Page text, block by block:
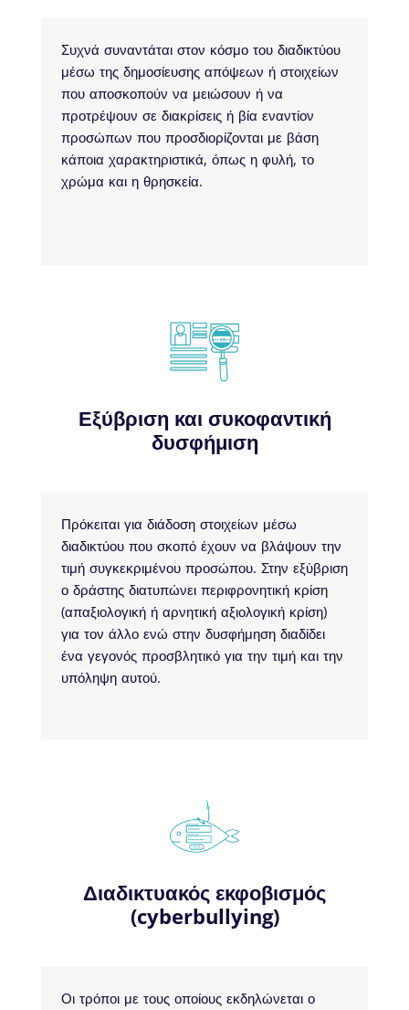
Συχνά συναντάται στον κόσμο του διαδικτύου
μέσω της δημοσίευσης απόψεων ή στοιχείων
που αποσκοπούν να μειώσουν ή να
προτρέψουν σε διακρίσεις ή βία εναντίον
προσώπων που προσδιορίζονται με βάση
κάποια χαρακτηριστικά, όπως η φυλή, το
χρώμα και η θρησκεία.
Εξύβριση και συκοφαντική
δυσφήμιση
Πρόκειται για διάδοση στοιχείων μέσω
διαδικτύου που σκοπό έχουν να βλάψουν την
τιμή συγκεκριμένου προσώπου. Στην εξύβριση
ο δράστης διατυπώνει περιφρονητική κρίση
(απαξιολογική ή αρνητική αξιολογική κρίση)
για τον άλλο ενώ στην δυσφήμηση διαδίδει
ένα γεγονός προσβλητικό για την τιμή και την
υπόληψη αυτού.
Διαδικτυακός εκφοβισμός
(cyberbullying)
Οι τρόποι με τους οποίους εκδηλώνεται ο